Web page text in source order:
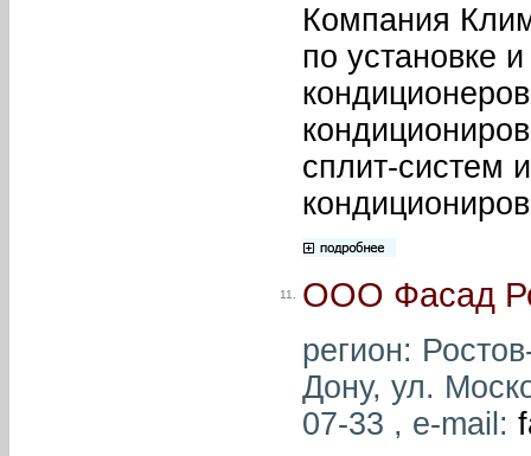
Компания
по установке
сплит-систем
11. ООО Фасад
регион:
Дону, ул.
07-33 , e-mail: